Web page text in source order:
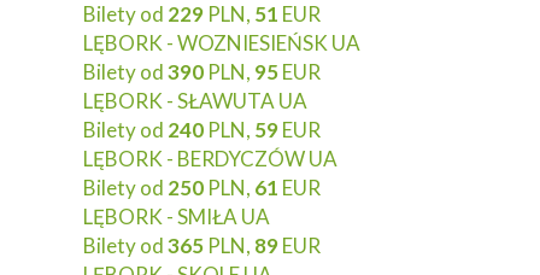
Bilety od 229 PLN, 51 EUR
LĘBORK - WOZNIESIEŃSK UA
Bilety od390 PLN, 95EUR
LĘBORK - SŁAWUTA UA
Bilety od 240 PLN, 59EUR
LĘBORK - BERDYCZÓW UA
Bilety od 250 PLN, 61 EUR
LĘBORK - SMIŁA UA
Bilety od365 PLN, 89EUR